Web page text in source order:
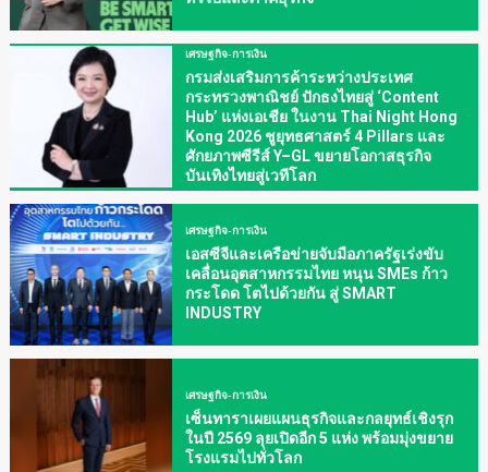
เศรษฐกิจ-การเงิน
กรมส่งเสริมการค้าระหว่างประเทศ
กระทรวงพาณิชย์ ปักธงไทยสู่ ‘Content
Hub’ แห่งเอเชีย ในงาน Thai Night Hong
Kong 2026 ชูยุทธศาสตร์ 4 Pillars และ
ศักยภาพซีรีส์ Y–GL ขยายโอกาสธุรกิจ
บันเทิงไทยสู่เวทีโลก
เศรษฐกิจ-การเงิน
เอสซีจีและเครือข่ายจับมือภาครัฐเร่งขับ
เคลื่อนอุตสาหกรรมไทย หนุน SMEs ก้าว
กระโดด โตไปด้วยกัน สู่ SMART
INDUSTRY
เศรษฐกิจ-การเงิน
เซ็นทาราเผยแผนธุรกิจและกลยุทธ์เชิงรุก
ในปี 2569 ลุยเปิดอีก 5 แห่ง พร้อมมุ่งขยาย
โรงแรมไปทั่วโลก